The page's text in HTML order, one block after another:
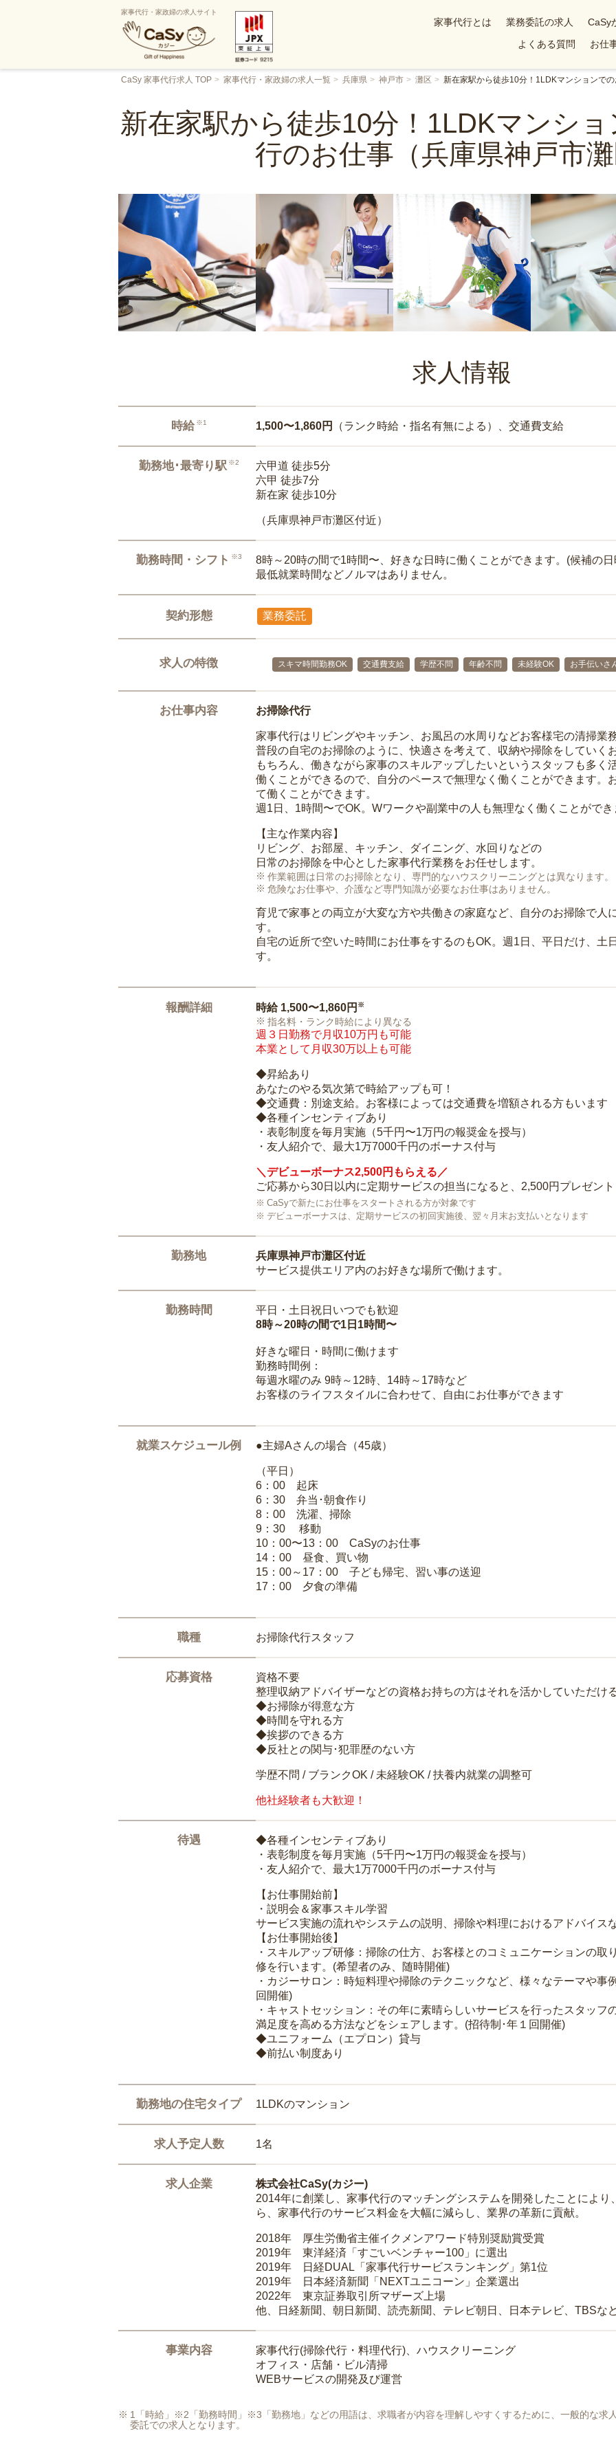
家事代行・家政婦の求人サイト
家事代行とは 業務委託の求人 CaSy
よくある質問
お仕
CaSy 家事代行求人 TOP 家事代行・家政婦の求人一覧 兵庫県 神戸市 灘区 新在家駅から徒歩10分！1LDKマンションで
新在家駅から徒歩10分！1LDKマンシ
行のお仕事（兵庫県神戸市灘
求人情報
時給 ※1 1,500〜1,860円 （ランク時給・指名有無による）、交通費支給
勤務地･最寄り駅 ※2
六甲道 徒歩5分
六甲 徒歩7分
新在家 徒歩10分
（兵庫県神戸市灘区付近）
勤務時間・シフト ※3
8時～20時の間で1時間〜、好きな日時に働くことができます。(候補の
最低就業時間などノルマはありません。
契約形態 業務委託
求人の特徴 スキマ時間勤務OK 交通費支給 学歴不問 年齢不問 未経験OK お手伝いさ
お仕事内容 お掃除代行
家事代行はリビングやキッチン、お風呂の水周りなどお客様宅の清掃業務
普段の自宅のお掃除のように、快適さを考えて、収納や掃除をしていく
もちろん、働きながら家事のスキルアップしたいというスタッフも多く
働くことができるので、自分のペースで無理なく働くことができます。
て働くことができます。
週1日、1時間〜でOK。Wワークや副業中の人も無理なく働くことができ
【主な作業内容】
リビング、お部屋、キッチン、ダイニング、水回りなどの
日常のお掃除を中心とした家事代行業務をお任せします。
作業範囲は日常のお掃除となり、専門的なハウスクリーニングとは異なります。
危険なお仕事や、介護など専門知識が必要なお仕事はありません。
育児で家事との両立が大変な方や共働きの家庭など、自分のお掃除で人
す。
自宅の近所で空いた時間にお仕事をするのもOK。週1日、平日だけ、土
す。
報酬詳細 時給 1,500〜1,860円 ※
指名料・ランク時給により異なる
週３日勤務で月収10万円も可能
本業として月収30万以上も可能
◆昇給あり
あなたのやる気次第で時給アップも可！
◆交通費：別途支給。お客様によっては交通費を増額される方もいます
◆各種インセンティブあり
・表彰制度を毎月実施（5千円〜1万円の報奨金を授与）
・友人紹介で、最大1万7000千円のボーナス付与
＼デビューボーナス2,500円もらえる／
ご応募から30日以内に定期サービスの担当になると、2,500円プレゼント
CaSyで新たにお仕事をスタートされる方が対象です
デビューボーナスは、定期サービスの初回実施後、翌々月末お支払いとなります
勤務地
兵庫県神戸市灘区付近
サービス提供エリア内のお好きな場所で働けます。
勤務時間
平日・土日祝日いつでも歓迎
8時～20時の間で1日1時間〜
好きな曜日・時間に働けます
勤務時間例：
毎週水曜のみ 9時～12時、14時～17時など
お客様のライフスタイルに合わせて、自由にお仕事ができます
就業スケジュール例 ●主婦Aさんの場合（45歳）
（平日）
6：00 起床
6：30 弁当･朝食作り
8：00 洗濯、掃除
9：30 移動
10：00〜13：00 CaSyのお仕事
14：00 昼食、買い物
15：00～17：00 子ども帰宅、習い事の送迎
17：00 夕食の準備
職種 お掃除代行スタッフ
応募資格
資格不要
整理収納アドバイザーなどの資格お持ちの方はそれを活かしていただけ
◆お掃除が得意な方
◆時間を守れる方
◆挨拶のできる方
◆反社との関与･犯罪歴のない方
学歴不問 / ブランクOK / 未経験OK / 扶養内就業の調整可
他社経験者も大歓迎！
待遇
◆各種インセンティブあり
・表彰制度を毎月実施（5千円〜1万円の報奨金を授与）
・友人紹介で、最大1万7000千円のボーナス付与
【お仕事開始前】
・説明会＆家事スキル学習
サービス実施の流れやシステムの説明、掃除や料理におけるアドバイス
【お仕事開始後】
・スキルアップ研修：掃除の仕方、お客様とのコミュニケーションの
修を行います。(希望者のみ、随時開催)
・カジーサロン：時短料理や掃除のテクニックなど、様々なテーマや事
回開催)
・キャストセッション：その年に素晴らしいサービスを行ったスタッ
満足度を高める方法などをシェアします。(招待制･年１回開催)
◆ユニフォーム（エプロン）貸与
◆前払い制度あり
勤務地の住宅タイプ 1LDKのマンション
求人予定人数 1名
求人企業
株式会社CaSy(カジー)
2014年に創業し、家事代行のマッチングシステムを開発したことによ
ら、家事代行のサービス料金を大幅に減らし、業界の革新に貢献。
2018年 厚生労働省主催イクメンアワード特別奨励賞受賞
2019年 東洋経済「すごいベンチャー100」に選出
2019年 日経DUAL「家事代行サービスランキング」第1位
2019年 日本経済新聞「NEXTユニコーン」企業選出
2022年 東京証券取引所マザーズ上場
他、日経新聞、朝日新聞、読売新聞、テレビ朝日、日本テレビ、TBSな
事業内容
家事代行(掃除代行・料理代行)、ハウスクリーニング
オフィス・店舗・ビル清掃
WEBサービスの開発及び運営
1「時給」※2「勤務時間」※3「勤務地」などの用語は、求職者が内容を理解しやすくするために、一般的な求
委託での求人となります。